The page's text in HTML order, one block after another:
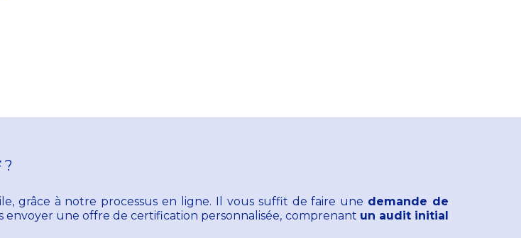
?
grâce à notre processus en ligne. Il vous suffit de faire une demande de
une offre de certification personnalisée, comprenant un audit initial